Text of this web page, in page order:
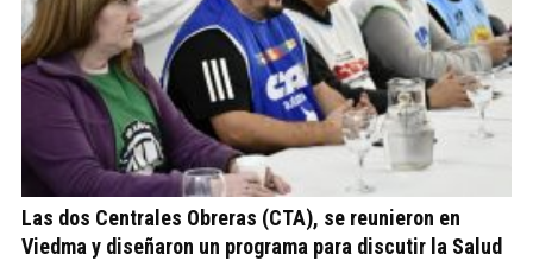
Las dos Centrales Obreras (CTA), se reunieron en
Viedma y diseñaron un programa para discutir la Salud